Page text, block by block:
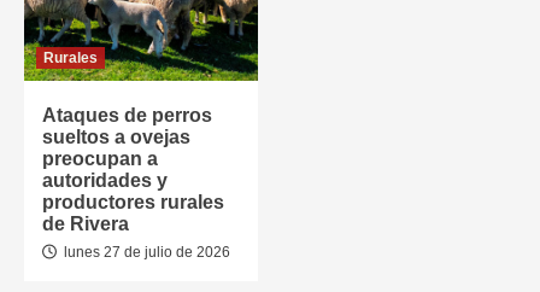
Rurales
Ataques de perros
sueltos a ovejas
preocupan a
autoridades y
productores rurales
de Rivera
lunes 27 de julio de 2026